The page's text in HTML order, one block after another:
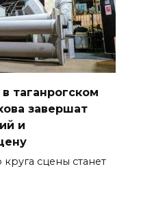
таганрогском
завершат
и
сцены станет